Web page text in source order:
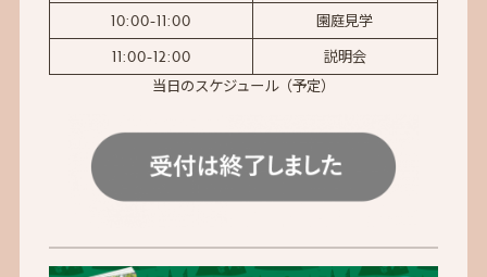
10:00-11:00
園庭見学
11:00-12:00
説明会
当日のスケジュール（予定）